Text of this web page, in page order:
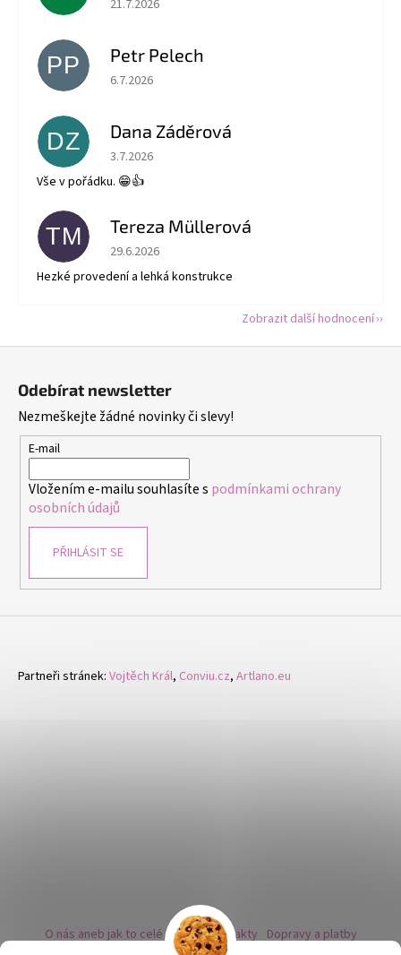
21.7.2026
PP Petr Pelech
Hodnocení obchodu je 5 z 5 hvězdiček.
6.7.2026
DZ Dana Záděrová
Hodnocení obchodu je 5 z 5 hvězdiček.
3.7.2026
Vše v pořádku. 😁👍
TM Tereza Müllerová
Hodnocení obchodu je 5 z 5 hvězdiček.
29.6.2026
Hezké provedení a lehká konstrukce
Zobrazit další hodnocení
Odebírat newsletter
Nezmeškejte žádné novinky či slevy!
E-mail
Vložením e-mailu souhlasíte s podmínkami ochrany
osobních údajů
PŘIHLÁSIT SE
Partneři stránek: Vojtěch Král, Conviu.cz, Artlano.eu
O nás aneb jak to celé začalo Kontakty Dopravy a platby
Kovy a puncovní značky Naše nabídka náušnic